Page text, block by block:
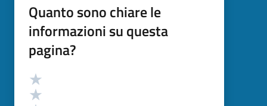
Quanto sono chiare le
informazioni su questa
pagina?
Valutazione